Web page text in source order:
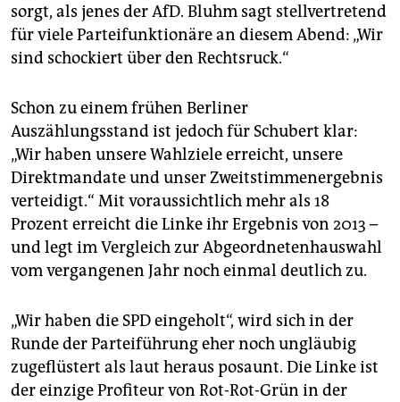
sorgt, als jenes der AfD. Bluhm sagt stellvertretend
für viele Parteifunktionäre an diesem Abend: „Wir
sind schockiert über den Rechtsruck.“
Schon zu einem frühen Berliner
Auszählungsstand ist jedoch für Schubert klar:
„Wir haben unsere Wahlziele erreicht, unsere
Direktmandate und unser Zweitstimmenergebnis
verteidigt.“ Mit voraussichtlich mehr als 18
Prozent erreicht die Linke ihr Ergebnis von 2013 –
und legt im Vergleich zur Abgeordnetenhauswahl
vom vergangenen Jahr noch einmal deutlich zu.
„Wir haben die SPD eingeholt“, wird sich in der
Runde der Parteiführung eher noch ungläubig
zugeflüstert als laut heraus posaunt. Die Linke ist
der einzige Profiteur von Rot-Rot-Grün in der